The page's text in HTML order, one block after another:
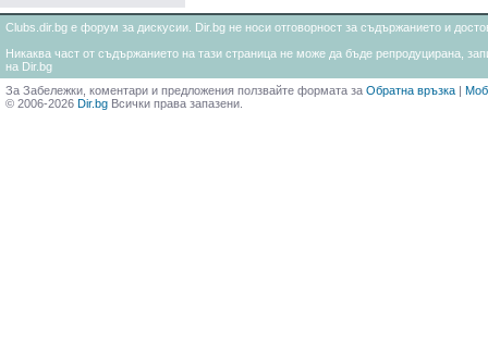
Clubs.dir.bg е форум за дискусии. Dir.bg не носи отговорност за съдържанието и
Никаква част от съдържанието на тази страница не може да бъде репродуцирана,
на Dir.bg
За Забележки, коментари и предложения ползвайте формата за Обратна връзка |
© 2006-2026 Dir.bg Всички права запазени.